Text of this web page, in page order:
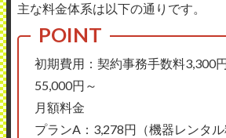
主な料金体系は以下の通りです。
初期費用：契約事務手数料3,300
55,000円～
月額料金
プランA：3,278円（機器レンタ